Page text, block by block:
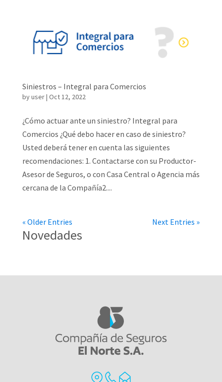
Siniestros – Integral para Comercios
byuser| Oct 12, 2022
¿Cómo actuar ante un siniestro? Integral para
Comercios ¿Qué debo hacer en caso de siniestro?
Usted deberá tener en cuenta las siguientes
recomendaciones: 1. Contactarse con su Productor-
Asesor de Seguros, o con Casa Central o Agencia más
cercana de la Compañía2....
« Older Entries Next Entries »
Novedades